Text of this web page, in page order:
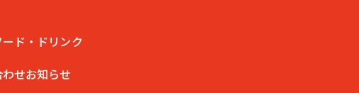
ード・ドリンク
せお知らせ